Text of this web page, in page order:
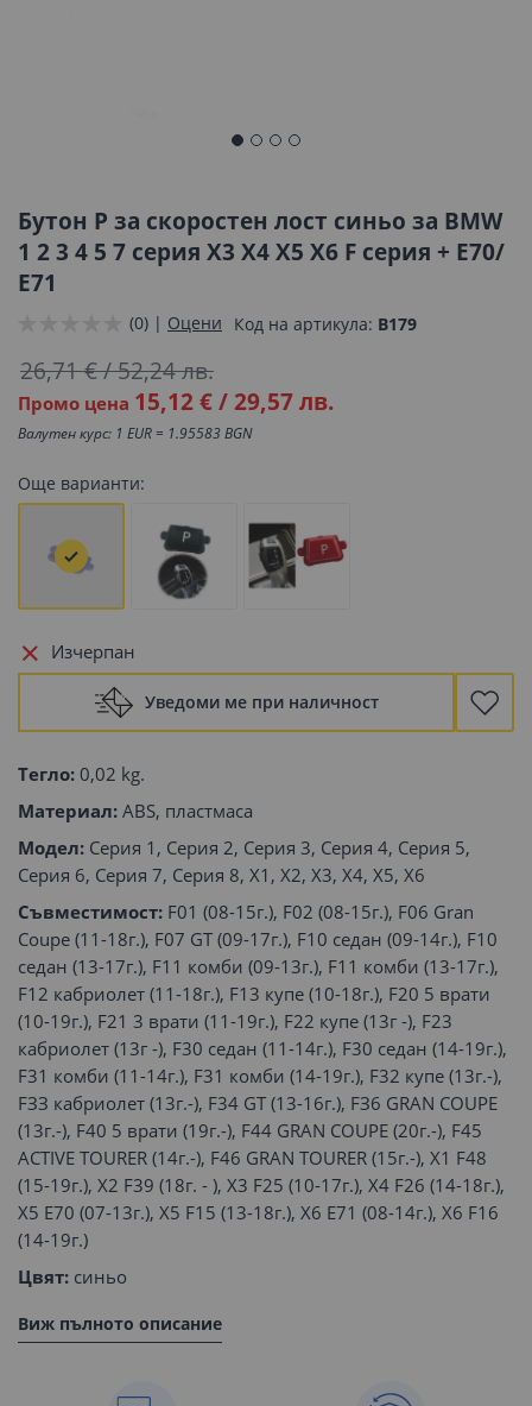
началото
на
галерия
със
Бутон P за скоростен лост синьо за BMW
1 2 3 4 5 7 серия X3 X4 X5 X6 F серия + E70/
Е71
(0) | Оцени Код на артикула B179
Промо цена 15,12 €/29,57 лв.
26,71 €/52,24 лв.
Валутен курс: 1 EUR = 1.95583 BGN
Още варианти:
Изчерпан
Уведоми ме при наличност
Тегло: 0,02 kg.
Материал: ABS, пластмаса
Модел: Серия 1, Серия 2, Серия 3, Серия 4, Серия 5,
Серия 6, Серия 7, Серия 8, X1, X2, X3, X4, X5, X6
Съвместимост: F01 (08-15г.), F02 (08-15г.), F06 Gran
Coupe (11-18г.), F07 GT (09-17г.), F10 седан (09-14г.), F10
седан (13-17г.), F11 комби (09-13г.), F11 комби (13-17г.),
F12 кабриолет (11-18г.), F13 купе (10-18г.), F20 5 врати
(10-19г.), F21 3 врати (11-19г.), F22 купе (13г -), F23
кабриолет (13г -), F30 седан (11-14г.), F30 седан (14-19г.),
F31 комби (11-14г.), F31 комби (14-19г.), F32 купе (13г.-),
FЗЗ кабриолет (13г.-), F34 GТ (13-16г.), FЗ6 GRAN COUPE
(13г.-), F40 5 врати (19г.-), F44 GRAN COUPE (20г.-), F45
ACTIVE TOURER (14г.-), F46 GRAN TOURER (15г.-), X1 F48
(15-19г.), X2 F39 (18г. - ), X3 F25 (10-17г.), X4 F26 (14-18г.),
X5 E70 (07-13г.), X5 F15 (13-18г.), X6 E71 (08-14г.), X6 F16
(14-19г.)
Цвят: синьо
Виж пълното описание